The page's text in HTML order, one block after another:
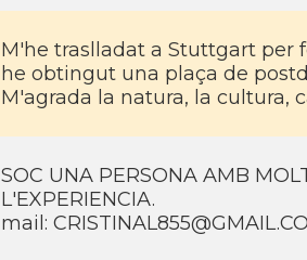
M'he traslladat a Stuttgart per
he obtingut una plaça de
M'agrada la natura, la cultura,
SOC UNA PERSONA AMB
L'EXPERIENCIA.
mail: